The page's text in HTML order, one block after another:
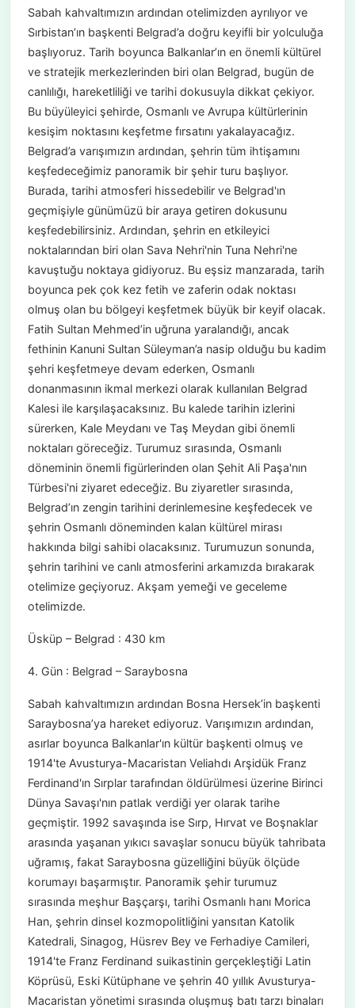
Sabah kahvaltımızın ardından otelimizden ayrılıyor ve
Sırbistan’ın başkenti Belgrad’a doğru keyifli bir yolculuğa
başlıyoruz. Tarih boyunca Balkanlar’ın en önemli kültürel
ve stratejik merkezlerinden biri olan Belgrad, bugün de
canlılığı, hareketliliği ve tarihi dokusuyla dikkat çekiyor.
Bu büyüleyici şehirde, Osmanlı ve Avrupa kültürlerinin
kesişim noktasını keşfetme fırsatını yakalayacağız.
Belgrad’a varışımızın ardından, şehrin tüm ihtişamını
keşfedeceğimiz panoramik bir şehir turu başlıyor.
Burada, tarihi atmosferi hissedebilir ve Belgrad'ın
geçmişiyle günümüzü bir araya getiren dokusunu
keşfedebilirsiniz. Ardından, şehrin en etkileyici
noktalarından biri olan Sava Nehri'nin Tuna Nehri'ne
kavuştuğu noktaya gidiyoruz. Bu eşsiz manzarada, tarih
boyunca pek çok kez fetih ve zaferin odak noktası
olmuş olan bu bölgeyi keşfetmek büyük bir keyif olacak.
Fatih Sultan Mehmed’in uğruna yaralandığı, ancak
fethinin Kanuni Sultan Süleyman’a nasip olduğu bu kadim
şehri keşfetmeye devam ederken, Osmanlı
donanmasının ikmal merkezi olarak kullanılan Belgrad
Kalesi ile karşılaşacaksınız. Bu kalede tarihin izlerini
sürerken, Kale Meydanı ve Taş Meydan gibi önemli
noktaları göreceğiz. Turumuz sırasında, Osmanlı
döneminin önemli figürlerinden olan Şehit Ali Paşa'nın
Türbesi'ni ziyaret edeceğiz. Bu ziyaretler sırasında,
Belgrad’ın zengin tarihini derinlemesine keşfedecek ve
şehrin Osmanlı döneminden kalan kültürel mirası
hakkında bilgi sahibi olacaksınız. Turumuzun sonunda,
şehrin tarihini ve canlı atmosferini arkamızda bırakarak
otelimize geçiyoruz. Akşam yemeği ve geceleme
otelimizde.
Üsküp – Belgrad : 430 km
4. Gün : Belgrad – Saraybosna
Sabah kahvaltımızın ardından Bosna Hersek’in başkenti
Saraybosna’ya hareket ediyoruz. Varışımızın ardından,
asırlar boyunca Balkanlar'ın kültür başkenti olmuş ve
1914'te Avusturya-Macaristan Veliahdı Arşidük Franz
Ferdinand'ın Sırplar tarafından öldürülmesi üzerine Birinci
Dünya Savaşı'nın patlak verdiği yer olarak tarihe
geçmiştir. 1992 savaşında ise Sırp, Hırvat ve Boşnaklar
arasında yaşanan yıkıcı savaşlar sonucu büyük tahribata
uğramış, fakat Saraybosna güzelliğini büyük ölçüde
korumayı başarmıştır. Panoramik şehir turumuz
sırasında meşhur Başçarşı, tarihi Osmanlı hanı Morica
Han, şehrin dinsel kozmopolitliğini yansıtan Katolik
Katedrali, Sinagog, Hüsrev Bey ve Ferhadiye Camileri,
1914'te Franz Ferdinand suikastinin gerçekleştiği Latin
Köprüsü, Eski Kütüphane ve şehrin 40 yıllık Avusturya-
Macaristan yönetimi sırasında oluşmuş batı tarzı binaları